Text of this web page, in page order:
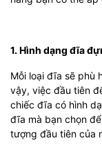
1. Hình dạng đĩa
Mỗi loại đĩa sẽ phù
vậy, việc đầu tiên
chiếc đĩa có hình
đĩa mà bạn chọn
tượng đầu tiên của